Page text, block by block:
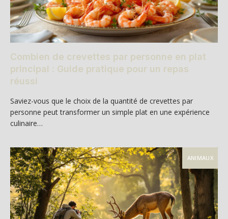
Combien de crevettes par personne en plat
principal : Guide pratique pour un repas
réussi
Saviez-vous que le choix de la quantité de crevettes par
personne peut transformer un simple plat en une expérience
culinaire…
ANIMAUX